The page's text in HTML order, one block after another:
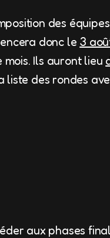
des
donc le 3
Ils auront lieu
liste des rondes
aux phases